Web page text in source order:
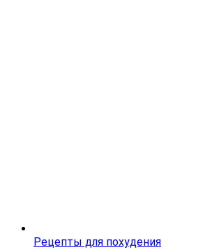
Рецепты для похудения